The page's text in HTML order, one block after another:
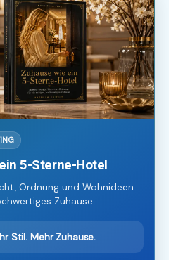
5-Sterne-Hotel
Ordnung und Wohnideen
Zuhause.
Stil. Mehr Zuhause.